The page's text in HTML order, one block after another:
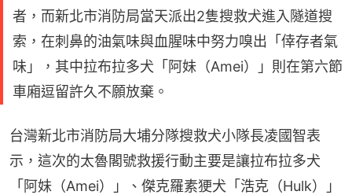
者，而新北市消防局當天派出2隻搜救犬進入隧道搜
索，在刺鼻的油氣味與血腥味中努力嗅出「倖存者氣
味」，其中拉布拉多犬「阿妹（Amei）」則在第六節
車廂逗留許久不願放棄。
台灣新北市消防局大埔分隊搜救犬小隊長凌國智表
示，這次的太魯閣號救援行動主要是讓拉布拉多犬
「阿妹（Amei）」、傑克羅素㹴犬「浩克（Hulk）」